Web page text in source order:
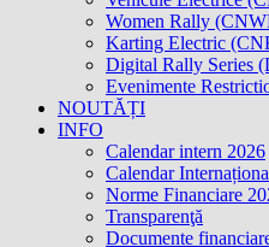
Women Rally
Karting Electric
Digital Rally Series
Evenimente
NOUTĂȚI
INFO
Calendar intern 2026
Calendar
Norme Financiare
Transparenţă
Documente